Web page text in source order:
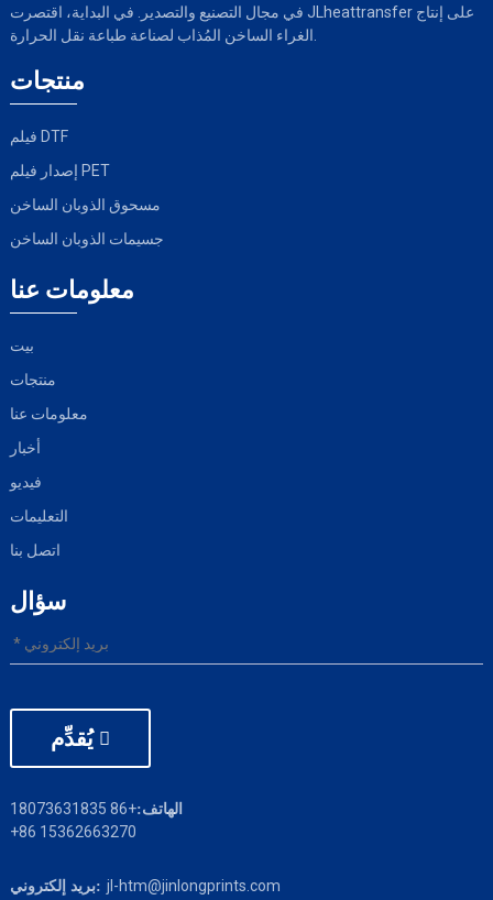
في مجال التصنيع والتصدير. في البداية، اقتصرت JLheattransfer على إنتاج
الغراء الساخن المُذاب لصناعة طباعة نقل الحرارة.
منتجات
فيلم DTF
إصدار فيلم PET
مسحوق الذوبان الساخن
جسيمات الذوبان الساخن
معلومات عنا
بيت
منتجات
معلومات عنا
أخبار
فيديو
التعليمات
اتصل بنا
سؤال
يُقدِّم
الهاتف:+86 18073631835
+86 15362663270
بريد إلكتروني: jl-htm@jinlongprints.com